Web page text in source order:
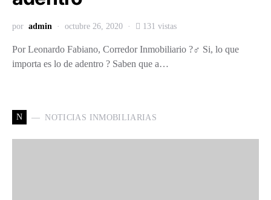
por admin octubre 26, 2020 131 vistas
Por Leonardo Fabiano, Corredor Inmobiliario ?‍♂️ Si, lo que
importa es lo de adentro ? Saben que a…
N NOTICIAS INMOBILIARIAS